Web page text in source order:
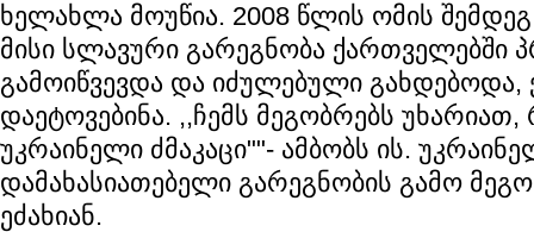
ხელახლა მოუწია. 2008 წლის ომის
მისი სლავური გარეგნობა ქართველებში
გამოიწვევდა და იძულებული გახდებოდა,
დაეტოვებინა. ,,ჩემს მეგობრებს
უკრაინელი ძმაკაცი""- ამბობს ის.
დამახასიათებელი გარეგნობის გამო
ეძახიან.